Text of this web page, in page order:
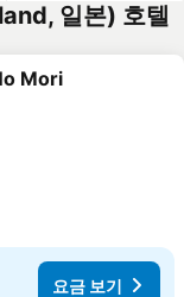
일본) 호텔
추가
Mori
요금 보기